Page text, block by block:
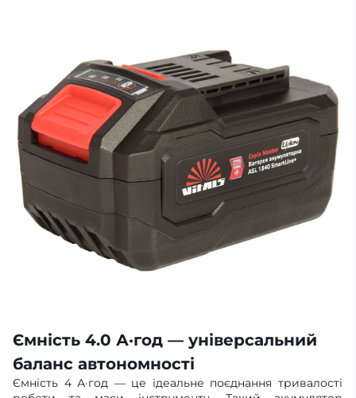
Ємність 4.0 А·год — універсальний
баланс автономності
Ємність 4 А·год — це ідеальне поєднання тривалості